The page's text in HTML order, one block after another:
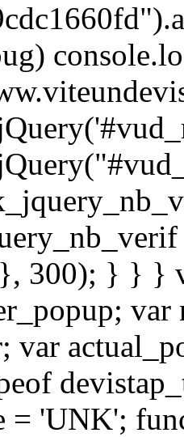
300); } } }
var
= 'UNK';